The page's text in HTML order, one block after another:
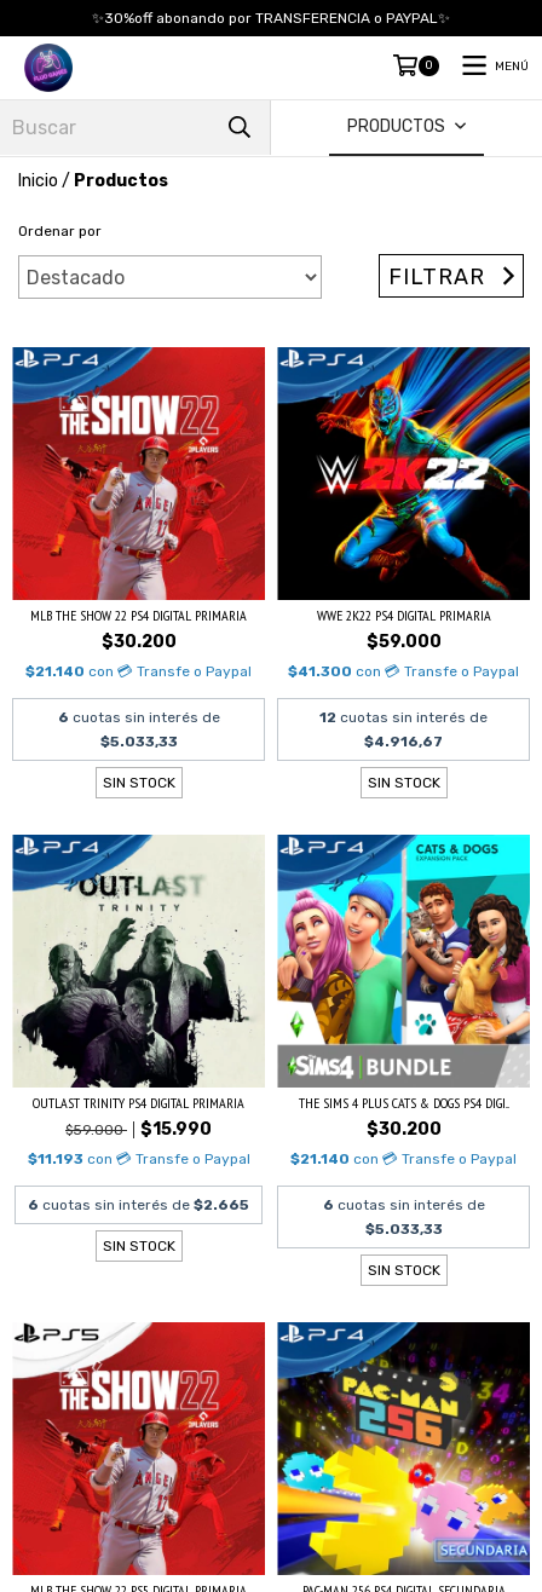
✨30%off abonando por TRANSFERENCIA o PAYPAL✨
0 MENÚ
PRODUCTOS
Inicio / Productos
Ordenar por
FILTRAR
MLB THE SHOW 22 PS4 DIGITAL PRIMARIA
$30.200
$21.140 con 💳 Transfe o Paypal
6 cuotas sin interés de
$5.033,33
SIN STOCK
WWE 2K22 PS4 DIGITAL PRIMARIA
$59.000
$41.300 con 💳 Transfe o Paypal
12 cuotas sin interés de
$4.916,67
SIN STOCK
OUTLAST TRINITY PS4 DIGITAL PRIMARIA
$59.000 $15.990
$11.193 con 💳 Transfe o Paypal
6 cuotas sin interés de $2.665
SIN STOCK
THE SIMS 4 PLUS CATS & DOGS PS4 DIGI...
$30.200
$21.140 con 💳 Transfe o Paypal
6 cuotas sin interés de
$5.033,33
SIN STOCK